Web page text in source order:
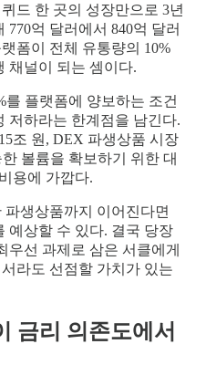
드 한 곳의 성장만으로 3년
770억 달러에서 840억 달러
폼이 전체 유통량의 10%
채널이 되는 셈이다.
를 플랫폼에 양보하는 조건
저하라는 한계점을 남긴다.
조 원, DEX 파생상품 시장
볼륨을 확보하기 위한 대
용에 가깝다.
생상품까지 이어진다면
예상할 수 있다. 결국 당장
우선 과제로 삼은 서클에게
라도 선점할 가치가 있는
금리 의존도에서